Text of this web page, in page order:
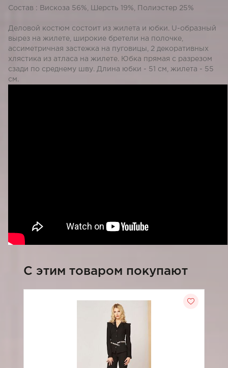
Состав : Вискоза 56%, Шерсть 19%, Полиэстер 25%
Деловой костюм состоит из жилета и юбки. U-образный
вырез на жилете, широкие бретели на полочке,
ассиметричная застежка на пуговицы, 2 декоративных
хлястика из атласа на жилете. Юбка прямая с разрезом
сзади по среднему шву. Длина юбки - 51 см, жилета - 55
см.
C этим товаром покупают